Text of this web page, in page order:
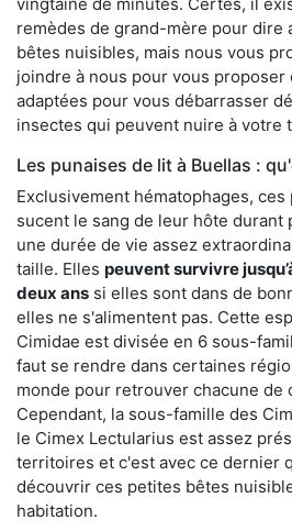
remèdes de grand-mère pour dire
bêtes nuisibles, mais nous vous
joindre à nous pour vous
adaptées pour vous débarrasser
insectes qui peuvent nuire à votre
Les punaises de lit à Buellas :
Exclusivement hématophages,
sucent le sang de leur hôte
une durée de vie assez
taille. Elles peuvent survivre
deux ans si elles sont dans de
elles ne s'alimentent pas. Cette
Cimidae est divisée en 6 sous-
faut se rendre dans certaines
monde pour retrouver chacune de
Cependant, la sous-famille des
le Cimex Lectularius est assez
territoires et c'est avec ce dernier
découvrir ces petites bêtes
habitation.